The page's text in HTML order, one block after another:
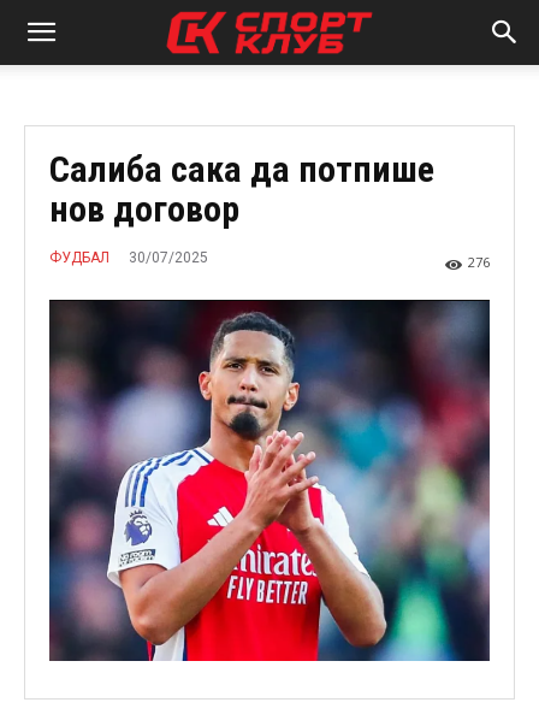
Салиба сака да потпише
нов договор
ФУДБАЛ 30/07/2025 276